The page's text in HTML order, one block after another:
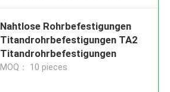
Nahtlose Rohrbefestigungen
Titandrohrbefestigungen TA2
Titandrohrbefestigungen
MOQ： 10 pieces